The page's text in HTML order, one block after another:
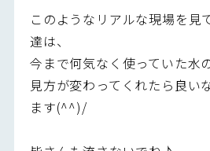
このようなリアルな現場を見
達は、
今まで何気なく使っていた水
見方が変わってくれたら良い
ます(^^)/